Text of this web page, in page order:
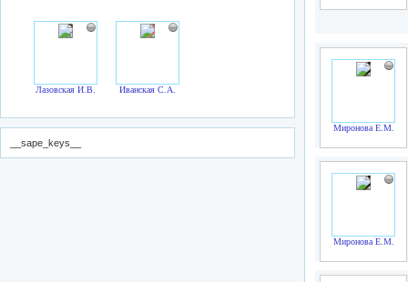
Лазовская И.В. Иванская С.А.
__sape_keys__
Миронова Е.М.
Миронова Е.М.